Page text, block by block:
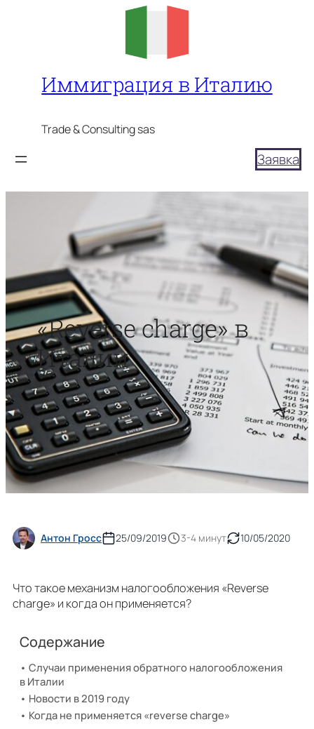
Иммиграция в Италию
Trade & Consulting sas
Заявка
«Reverse charge» в
Италии
Антон Гросс 25/09/2019 3-4 минут 10/05/2020
Что такое механизм налогообложения «Reverse
charge» и когда он применяется?
Содержание
Случаи применения обратного налогообложения
в Италии
Новости в 2019 году
Когда не применяется «reverse charge»